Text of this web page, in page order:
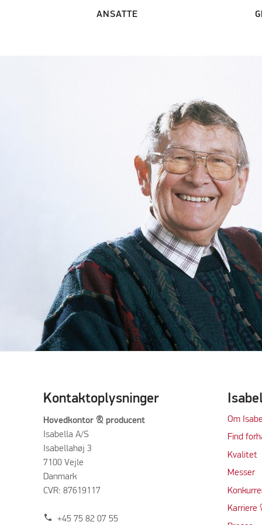
ANSATTE
Kontaktoplysninger
Hovedkontor & producent
Isabella A/S
Isabellahøj 3
7100 Vejle
Danmark
CVR: 87619117
phone +45 75 82 07 55
Om
Find
Kvalitet
Messer
Karriere